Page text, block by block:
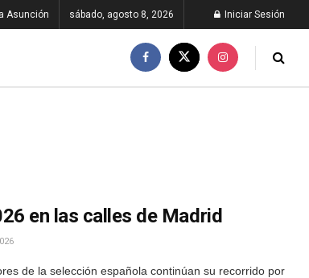
Asunción sábado, agosto 8, 2026 Iniciar Sesión
en las calles de Madrid
de la selección española continúan su recorrido por